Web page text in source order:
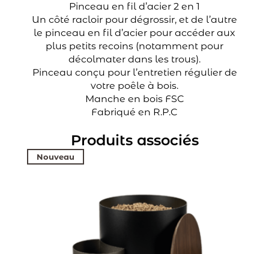
Pinceau en fil d’acier 2 en 1
Un côté racloir pour dégrossir, et de l’autre
le pinceau en fil d’acier pour accéder aux
plus petits recoins (notamment pour
décolmater dans les trous).
Pinceau conçu pour l’entretien régulier de
votre poêle à bois.
Manche en bois FSC
Fabriqué en R.P.C
Produits associés
Nouveau